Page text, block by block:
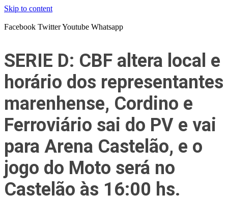
Skip to content
Facebook TwitterYoutube Whatsapp
SERIE D: CBF altera local e
horário dos representantes
marenhense, Cordino e
Ferroviário sai do PV e vai
para Arena Castelão, e o
jogo do Moto será no
Castelão às 16:00 hs.